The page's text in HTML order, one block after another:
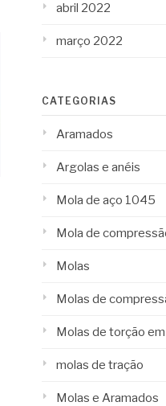
abril 2022
março 2022
CATEGORIAS
Aramados
Argolas e anéis
Mola de aço 1045
Mola de
Molas
Molas de
Molas de torção
molas de tração
Molas e Aramados